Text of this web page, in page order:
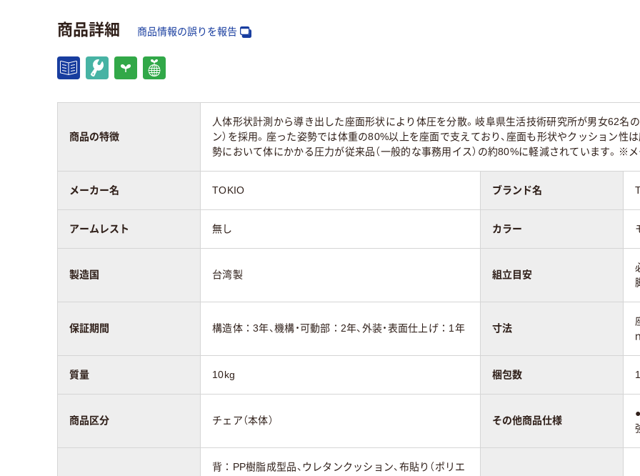
630mm
奥行：mm
質量
商品詳細 商品情報の誤りを報告
商品の特徴
人体形状計測から導き出した座面形状により体圧を分散。岐阜県生活技術研究所が男女62名
ン）を採用。座った姿勢では体重の80%以上を座面で支えており、座面も形状やクッション性
勢において体にかかる圧力が従来品（一般的な事務用イス）の約80%に軽減されています。※
メーカー名 TOKIO ブランド名
アームレスト 無し カラー
製造国 台湾製 組立目安
保証期間 構造体：3年、機構・可動部：2年、外装・表面仕上げ：1年 寸法
質量 10kg 梱包数
商品区分 チェア（本体） その他商品仕様
背：PP樹脂成型品、ウレタンクッション、布貼り（ポリエ